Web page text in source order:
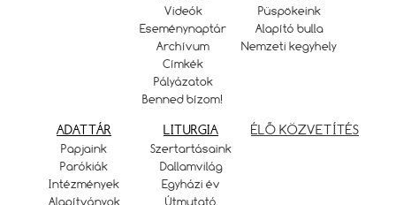
Videók
Eseménynaptár
Archívum
Címkék
Pályázatok
Benned bízom!
Püspökeink
Alapító bulla
Nemzeti kegyhely
ADATTÁR
Papjaink
Parókiák
Intézmények
Alapítványok
LITURGIA
Szertartásaink
Dallamvilág
Egyházi év
Útmutató
ÉLŐ KÖZVETÍTÉS